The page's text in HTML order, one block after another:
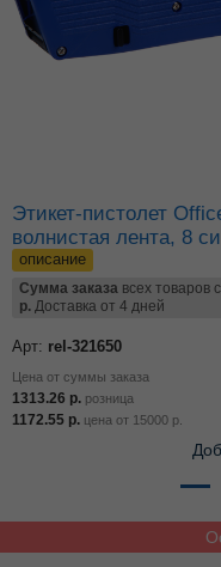
Этикет-пистолет OfficeSpace однострочный,
волнистая лента, 8
описание
Сумма заказа всех товаров
р. Доставка от 4 дней
Арт: rel-321650
Цена от суммы заказа
1313.26 р. розница
1172.55 р. цена от 15000 р.
–